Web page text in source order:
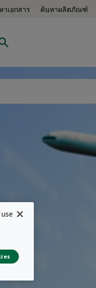
าเอกสาร ค้นหาผลิตภัณฑ์